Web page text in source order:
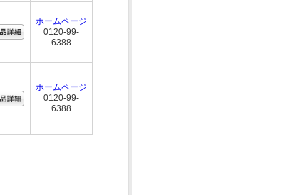
ホームページ
0120-99-
6388
ホームページ
0120-99-
6388